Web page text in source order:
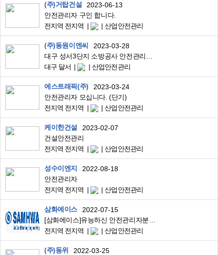
(주)거탑건설
2023-06-13
안전관리자 구인 합니다.
전지역 전지역
산업안전관리
(주)동원이엔씨
2023-03-28
대구 달서
산업안전관리
에스트래픽(주)
2023-03-24
안전관리자 모십니다. (단기)
전지역 전지역
산업안전관리
케이한건설
2023-02-07
건설안전관리
전지역 전지역
산업안전관리
성수이엔지
2022-08-18
안전관리자
전지역 전지역
산업안전관리
삼화에이스
2022-07-15
전지역 전지역
산업안전관리
(주)동위
2022-03-25